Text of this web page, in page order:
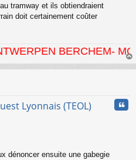
tramway et ils obtiendraient
doit certainement coûter
BERCHEM- MORTSEL
au
Lyonnais (TEOL)
dénoncer ensuite une gabegie